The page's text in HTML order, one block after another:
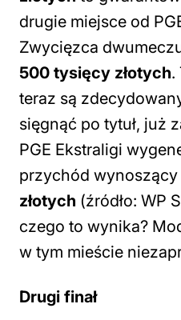
drugie miejsce od
Zwycięzca
500 tysięcy złotych.
teraz są
sięgnąć po tytuł, już
PGE Ekstraligi
przychód wynoszący
złotych (źródło: WP
czego to wynika?
w tym mieście
Drugi finał